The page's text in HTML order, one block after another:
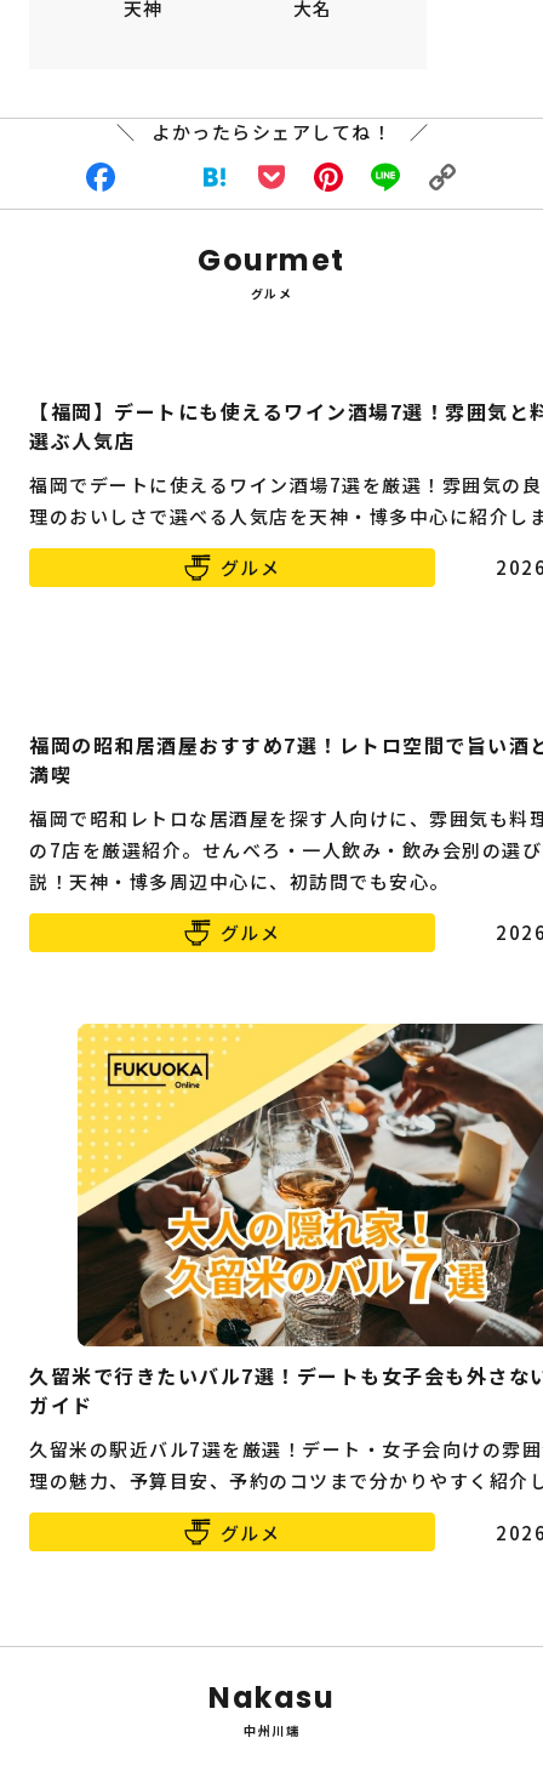
天神 大名
よかったらシェアしてね！
Facebook
X HatenaPocketPinterest
Line Copy
Gourmet
グルメ
【福岡】デートにも使えるワイン酒場7選！雰囲気と
選ぶ人気店
福岡でデートに使えるワイン酒場7選を厳選！雰囲気の
理のおいしさで選べる人気店を天神・博多中心に紹介し
グルメ
福岡の昭和居酒屋おすすめ7選！レトロ空間で旨い酒
満喫
福岡で昭和レトロな居酒屋を探す人向けに、雰囲気も料
の7店を厳選紹介。せんべろ・一人飲み・飲み会別の選
説！天神・博多周辺中心に、初訪問でも安心。
グルメ
久留米で行きたいバル7選！デートも女子会も外さな
ガイド
久留米の駅近バル7選を厳選！デート・女子会向けの雰
理の魅力、予算目安、予約のコツまで分かりやすく紹介
グルメ
Nakasu
中州川端